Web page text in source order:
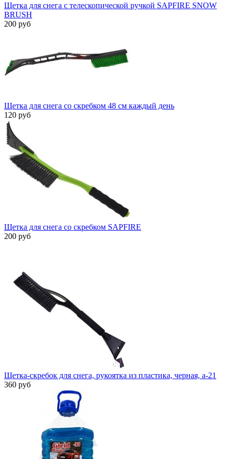
Щетка для снега с телескопической ручкой SAPFIRE SNOW
BRUSH
200 руб
Щетка для снега со скребком 48 см каждый день
120 руб
Щетка для снега со скребком SAPFIRE
200 руб
Щетка-скребок для снега, рукоятка из пластика, черная, а-21
360 руб